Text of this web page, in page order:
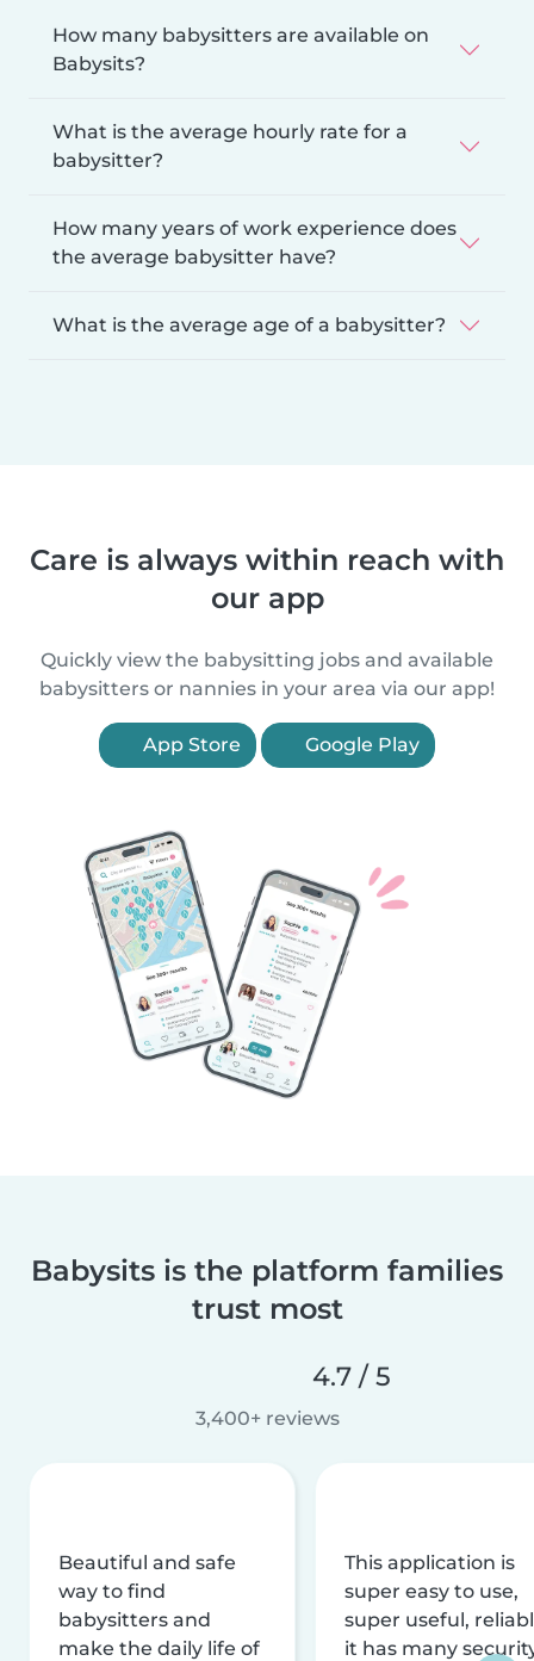
How many babysitters are available on
Babysits?
What is the average hourly rate for a
babysitter?
How many years of work experience does
the average babysitter have?
What is the average age of a babysitter?
Care is always within reach with
our app
Quickly view the babysitting jobs and available
babysitters or nannies in your area via our app!
App Store Google Play
Babysits is the platform families
trust most
4.7 / 5
3,400+ reviews
Beautiful and safe
way to find
babysitters and
make the daily life of
This application is
super easy to use,
super useful,
it has many